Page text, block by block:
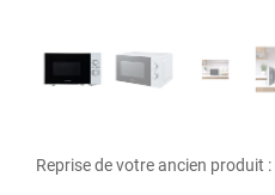
Reprise de votre ancien produit :